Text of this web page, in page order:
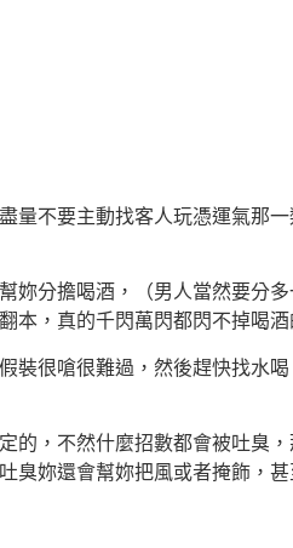
量不要主動找客人玩憑運氣那
妳分擔喝酒，（男人當然要分
本，真的千閃萬閃都閃不掉喝
裝很嗆很難過，然後趕快找水
的，不然什麼招數都會被吐臭
臭妳還會幫妳把風或者掩飾，